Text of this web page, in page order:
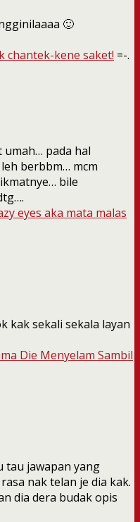
🙂
chantek-kene saket! =-.
umah… pada hal
berbbm… mcm
bile
eyes aka mata malas
kak sekali sekala layan
Die Menyelam Sambil
tau jawapan yang
nak telan je dia kak.
dia dera budak opis